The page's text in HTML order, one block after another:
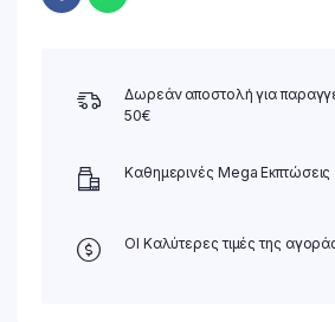
Δωρεάν αποστολή για
50€
Καθημερινές Mega Εκπτώσεις
ΟΙ Καλύτερες τιμές της